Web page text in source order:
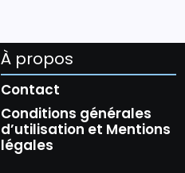
À propos
Contact
Conditions générales
d’utilisation et Mentions
légales